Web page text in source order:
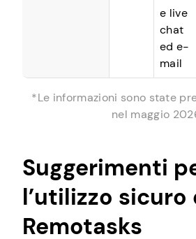
e live
chat
ed e-
mail
*Le informazioni sono state
nel maggio
Suggerimenti
l’utilizzo sicuro
Remotasks